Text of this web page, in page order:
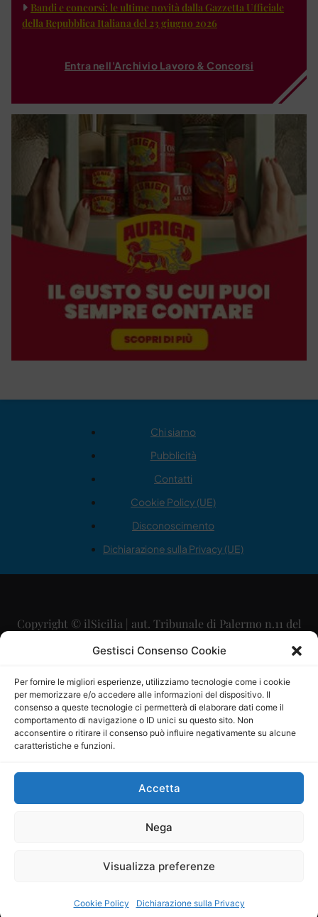
Gestisci Consenso Cookie
Per fornire le migliori esperienze, utilizziamo tecnologie come i cookie
per memorizzare e/o accedere alle informazioni del dispositivo. Il
consenso a queste tecnologie ci permetterà di elaborare dati come il
comportamento di navigazione o ID unici su questo sito. Non
acconsentire o ritirare il consenso può influire negativamente su alcune
caratteristiche e funzioni.
Accetta
Nega
Visualizza preferenze
Cookie Policy Dichiarazione sulla Privacy
Bandi e concorsi: le ultime novità dalla Gazzetta Ufficiale
della Repubblica Italiana del 23 giugno 2026
Entra nell'Archivio Lavoro & Concorsi
Chi siamo
Pubblicità
Contatti
Cookie Policy (UE)
Disconoscimento
Dichiarazione sulla Privacy (UE)
Copyright © ilSicilia | aut. Tribunale di Palermo n.11 del
29/09/2015
Direttore Editoriale: Maurizio Scaglione
Direttore Responsabile: Maria Calabrese
P.IVA: 06334930820
Mercurio Comunicazione Società Cooperativa a r.l. è
iscritta al Registro degli Operatori di Comunicazione al
Sito gestito daLa Digitale srl–info@ladigitale.it